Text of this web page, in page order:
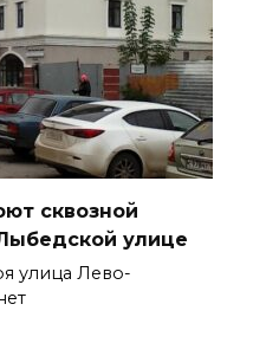
сквозной
улице
улица Лево-